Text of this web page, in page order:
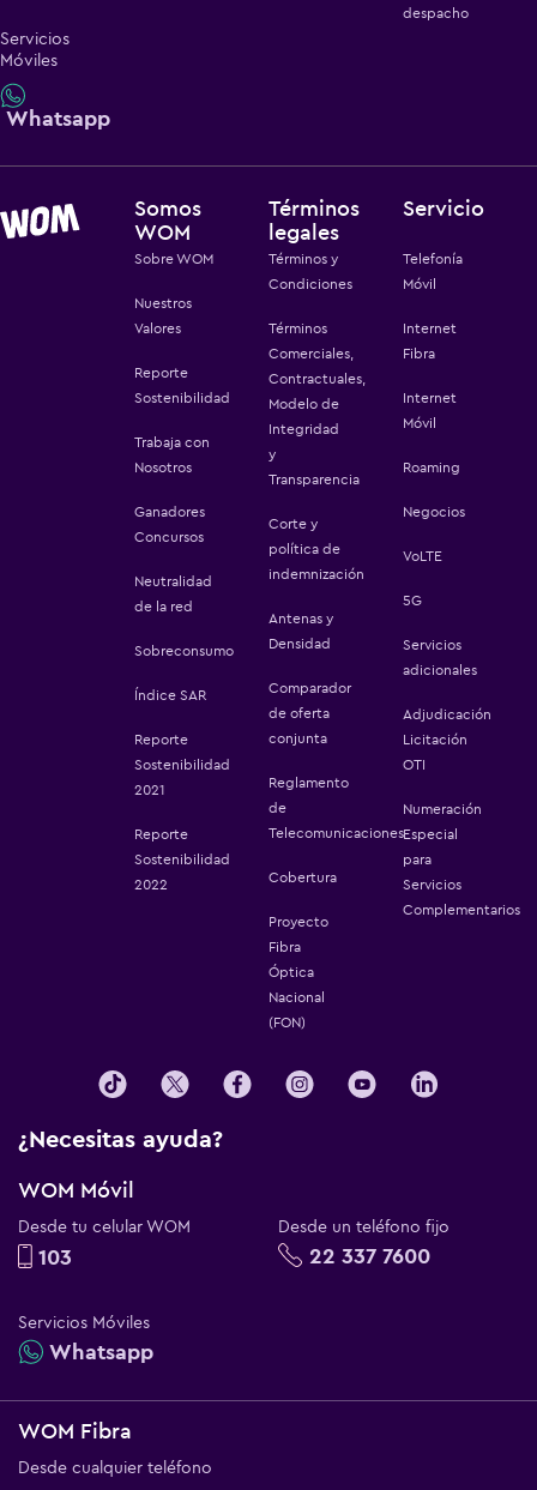
Servicios
Móviles
Whatsapp
despacho
Somos
WOM
Sobre WOM
Nuestros
Valores
Reporte
Sostenibilidad
Trabaja con
Nosotros
Ganadores
Concursos
Neutralidad
de la red
Sobreconsumo
Índice SAR
Reporte
Sostenibilidad
2021
Reporte
Sostenibilidad
2022
Términos
legales
Términos y
Condiciones
Términos
Comerciales,
Contractuales,
Modelo de
Integridad
y
Transparencia
Corte y
política de
indemnización
Antenas y
Densidad
Comparador
de oferta
conjunta
Reglamento
de
Telecomunicaciones
Cobertura
Proyecto
Fibra
Óptica
Nacional
(FON)
Servicio
Telefonía
Móvil
Internet
Fibra
Internet
Móvil
Roaming
Negocios
VoLTE
5G
Servicios
adicionales
Adjudicación
Licitación
OTI
Numeración
Especial
para
Servicios
Complementarios
¿Necesitas ayuda?
WOM Móvil
Desde tu celular WOM
103
Desde un teléfono fijo
22 337 7600
Servicios Móviles
Whatsapp
WOM Fibra
Desde cualquier teléfono